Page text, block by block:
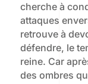
cherche à
attaques
retrouve à
défendre, le
reine. Car
des ombres